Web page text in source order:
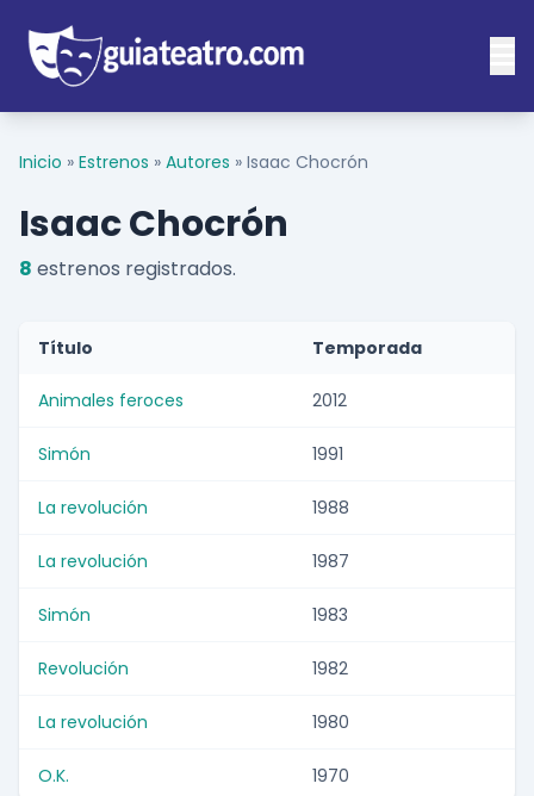
Inicio » Estrenos » Autores » Isaac Chocrón
Isaac Chocrón
8 estrenos registrados.
Título Temporada
Animales feroces 2012
Simón 1991
La revolución 1988
La revolución 1987
Simón 1983
Revolución 1982
La revolución 1980
O.K. 1970